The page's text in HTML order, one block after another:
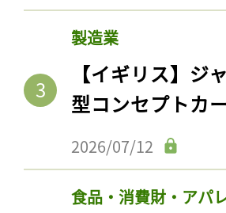
製造業
【イギリス】
型コンセプトカ
2026/07/12
食品・消費財・アパ